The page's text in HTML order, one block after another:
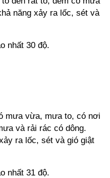
năng xảy ra lốc, sét và
nhất 30 độ.
mưa vừa, mưa to, có nơi
và rải rác có dông.
ra lốc, sét và gió giật
nhất 31 độ.